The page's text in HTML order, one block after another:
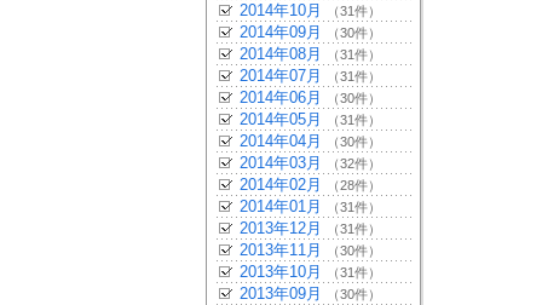
2014年10月 （31件）
2014年09月 （30件）
2014年08月 （31件）
2014年07月 （31件）
2014年06月 （30件）
2014年05月 （31件）
2014年04月 （30件）
2014年03月 （32件）
2014年02月 （28件）
2014年01月 （31件）
2013年12月 （31件）
2013年11月 （30件）
2013年10月 （31件）
2013年09月 （30件）